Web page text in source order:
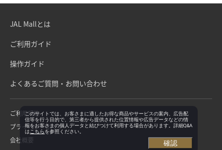
JAL Mallとは
ご利用ガイド
操作ガイド
よくあるご質問・お問い合わせ
ご利用規約
プライバシーポリシー
会社概要
このサイトでは、お客さまに適したお得な商品やサービスの案内、広告配
信等を行う目的で、第三者から提供された位置情報や広告データなどの情
報をお客さまの個人データと結びつけて利用する場合があります。詳細Q&A
は こちらを参照ください。
確認